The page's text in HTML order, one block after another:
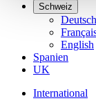
Schweiz
Deutsch
English
Spanien
UK
International